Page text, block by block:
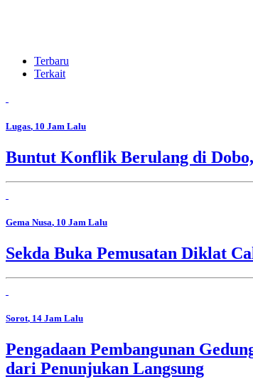
Terbaru
Terkait
Lugas, 10 Jam Lalu
Buntut Konflik Berulang di
Gema Nusa, 10 Jam Lalu
Sekda Buka Pemusatan Diklat
Sorot, 14 Jam Lalu
Pengadaan Pembangunan
dari Penunjukan Langsung